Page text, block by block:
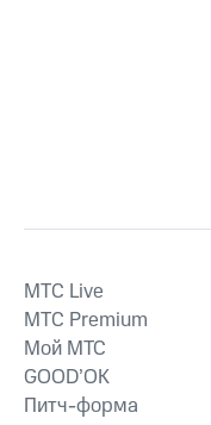
MTС Live
MTС Premium
Мой МТС
GOOD’OK
Питч-форма